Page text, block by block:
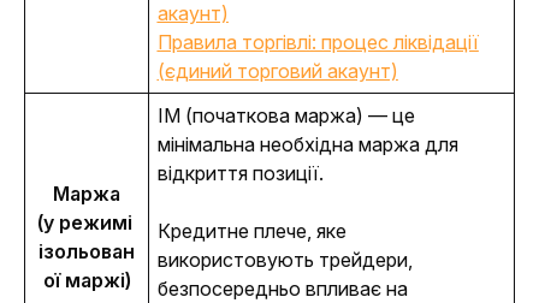
акаунт)
Правила торгівлі: процес ліквідації
(єдиний торговий акаунт)
Маржа
(у режимі
ізольован
ої маржі)
IM (початкова маржа) — це
мінімальна необхідна маржа для
відкриття позиції.
Кредитне плече, яке
використовують трейдери,
безпосередньо впливає на